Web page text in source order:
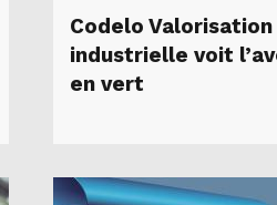
Codelo Valorisation
industrielle voit
en vert